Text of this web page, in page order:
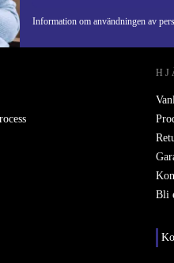
Information om användningen av
- RETHINK NEW.
Bli